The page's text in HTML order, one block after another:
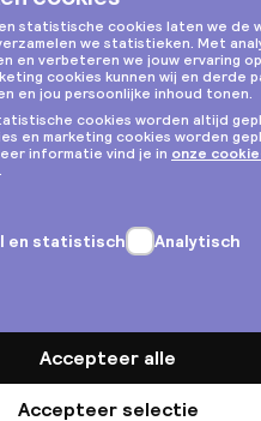
Privacy & cookies
Algemene voorwaarden